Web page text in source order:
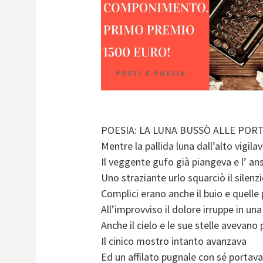
POESIA: LA LUNA BUSSÒ ALLE
Mentre la pallida luna dall’alto
Il veggente gufo già piangeva e l’
Uno straziante urlo squarciò il
Complici erano anche il buio e
All’improvviso il dolore irruppe in
Anche il cielo e le sue stelle avevano
Il cinico mostro intanto avanzava
Ed un affilato pugnale con sé